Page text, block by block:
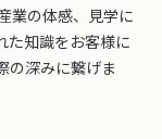
業の体感、見学に
た知識をお客様に
の深みに繋げま